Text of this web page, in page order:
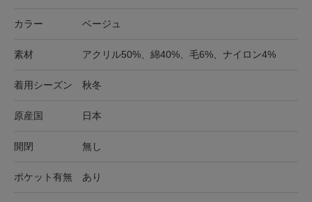
カラー ベージュ
素材 アクリル50%、綿40%、毛6%、ナイロン4%
着用シーズン 秋冬
原産国 日本
開閉 無し
ポケット有無 あり